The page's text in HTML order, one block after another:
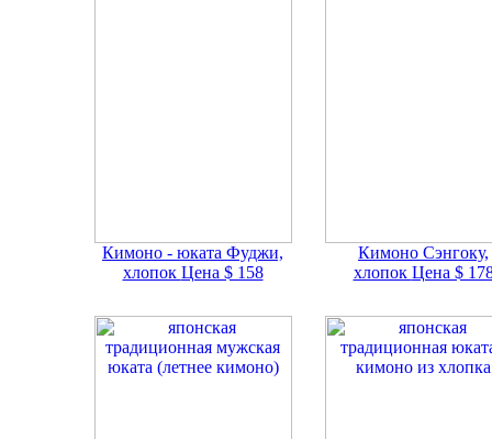
Кимоно - юката Фуджи,
хлопок Цена $ 158
Кимоно Сэнгоку,
хлопок Цена $